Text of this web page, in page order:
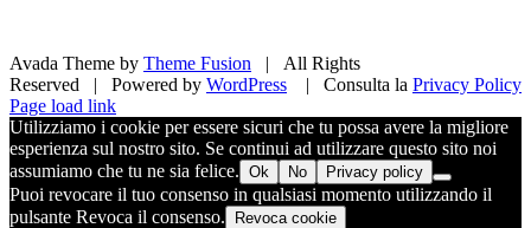
Avada Theme by Theme Fusion | All Rights
Reserved | Powered by WordPress | Consulta la Privacy Policy
Facebook
X
Pinterest
Instagram
Page load link
Utilizziamo i cookie per essere sicuri che tu possa avere la migliore
esperienza sul nostro sito. Se continui ad utilizzare questo sito noi
assumiamo che tu ne sia felice. Ok No Privacy policy
Puoi revocare il tuo consenso in qualsiasi momento utilizzando il
pulsante Revoca il consenso.
Revoca cookie